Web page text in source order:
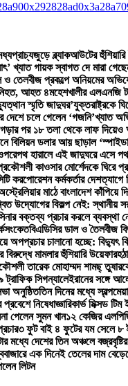
0x292828ad
ব্ল্যাকআউটের হুঁশিয়ারি
খ্যাত গায়ক স্বাগত দে মারা
ও তেলবীজ প্রকল্পে অনিয়মের
নিহত, আহত ৪মহেশখালীর এলএনজি
স্মৃতি জাদুঘর’যুক্তরাষ্ট্রকে
দেশে চলে গেলেন ‘গজনি’খ্যাত
পর ১৮ তলা থেকে লাফ
বিলিয়ন ডলার আয় ছাড়াল
পথ হারালে এই জাদুঘরে এসে
কাওসার মোর্শেদকে ঘিরে
করপোরেশন কর্মকর্তার দেশত্যাগে
মাঠে বাংলাদেশ কাঁপিয়ে
উদ্যোগের বিকল্প নেই: স্থানীয়
বক্তব্য প্রচার করলে ব্যবস্থা
বিএডিসির ডাল ও তৈলবীজ
অপপ্রচার চালানো হচ্ছে: বিদ্যুৎ
মামলার হুঁশিয়ারি উয়েফার
তারেক মোহাম্মদ শামছ্ তুষার
সিগন্যালেইরানের সঙ্গে
অনুষ্ঠিততিন দিনের মধ্যে
প্রবেশে নিষেধাজ্ঞারিকার্ভ মিক্সড
পেলেন সুমন খান১২ কেজির
৩ ফুট বাই ৪ ফুটের যম সেলে ৮
মধ্যে দেশের তিন অঞ্চলে
এক দিনেই তেলের দাম
লিটন